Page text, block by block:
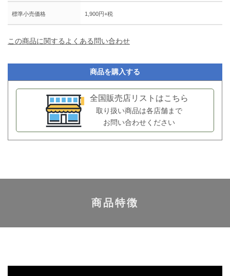
標準小売価格 1,900円+税
この商品に関するよくある問い合わせ
商品を購入する
全国販売店リストはこちら
取り扱い商品は各店舗まで
お問い合わせください
商品特徴